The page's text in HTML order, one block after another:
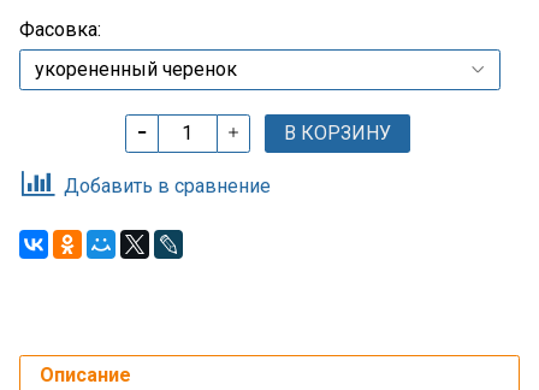
Фасовка:
В КОРЗИНУ
Добавить в сравнение
Описание